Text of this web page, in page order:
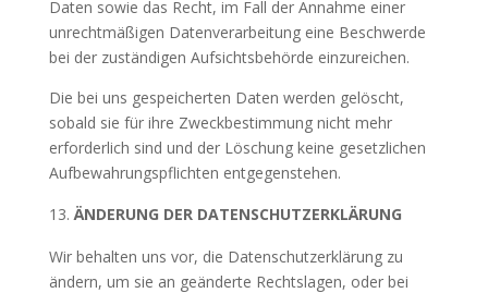
Daten sowie das Recht, im Fall der Annahme einer
unrechtmäßigen Datenverarbeitung eine Beschwerde
bei der zuständigen Aufsichtsbehörde einzureichen.
Die bei uns gespeicherten Daten werden gelöscht,
sobald sie für ihre Zweckbestimmung nicht mehr
erforderlich sind und der Löschung keine gesetzlichen
Aufbewahrungspflichten entgegenstehen.
ÄNDERUNG DER DATENSCHUTZERKLÄRUNG
Wir behalten uns vor, die Datenschutzerklärung zu
ändern, um sie an geänderte Rechtslagen, oder bei